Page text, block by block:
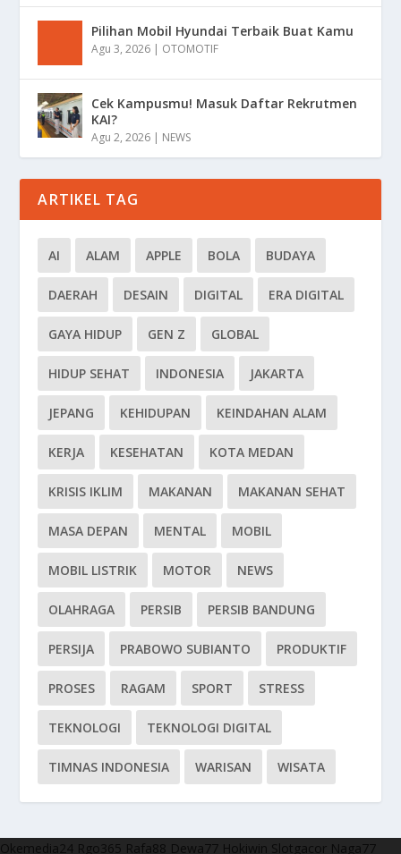
Pilihan Mobil Hyundai Terbaik Buat Kamu
Agu 3, 2026 | OTOMOTIF
Cek Kampusmu! Masuk Daftar Rekrutmen
KAI?
Agu 2, 2026 | NEWS
ARTIKEL TAG
AI ALAM APPLE BOLA BUDAYA
DAERAH DESAIN DIGITAL ERA DIGITAL
GAYA HIDUP GEN Z GLOBAL
HIDUP SEHAT INDONESIA JAKARTA
JEPANG KEHIDUPAN KEINDAHAN ALAM
KERJA KESEHATAN KOTA MEDAN
KRISIS IKLIM MAKANAN MAKANAN SEHAT
MASA DEPAN MENTAL MOBIL
MOBIL LISTRIK MOTOR NEWS
OLAHRAGA PERSIB PERSIB BANDUNG
PERSIJA PRABOWO SUBIANTO PRODUKTIF
PROSES RAGAM SPORT STRESS
TEKNOLOGI TEKNOLOGI DIGITAL
TIMNAS INDONESIA WARISAN WISATA
Okemedia24 Rgo365 Rafa88 Dewa77 Hokiwin Slotgacor Naga77